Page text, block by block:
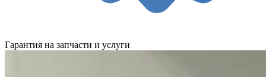
Гарантия на запчасти и услуги